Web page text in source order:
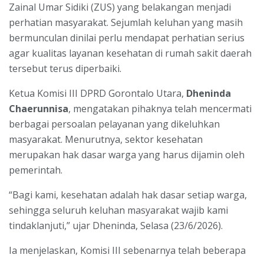
Zainal Umar Sidiki (ZUS) yang belakangan menjadi
perhatian masyarakat. Sejumlah keluhan yang masih
bermunculan dinilai perlu mendapat perhatian serius
agar kualitas layanan kesehatan di rumah sakit daerah
tersebut terus diperbaiki.
Ketua Komisi III DPRD Gorontalo Utara, Dheninda
Chaerunnisa, mengatakan pihaknya telah mencermati
berbagai persoalan pelayanan yang dikeluhkan
masyarakat. Menurutnya, sektor kesehatan
merupakan hak dasar warga yang harus dijamin oleh
pemerintah.
“Bagi kami, kesehatan adalah hak dasar setiap warga,
sehingga seluruh keluhan masyarakat wajib kami
tindaklanjuti,” ujar Dheninda, Selasa (23/6/2026).
Ia menjelaskan, Komisi III sebenarnya telah beberapa